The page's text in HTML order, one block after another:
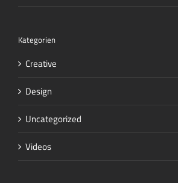
Kategorien
Creative
Design
Uncategorized
Videos